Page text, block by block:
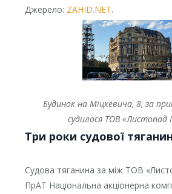
Джерело: ZAHID.NET.
Будинок на Міцкевича, 8, за
судилося ТОВ «Листопад
Три роки судової
Судова тяганина за між ТОВ
ПрАТ Національна акціонерна